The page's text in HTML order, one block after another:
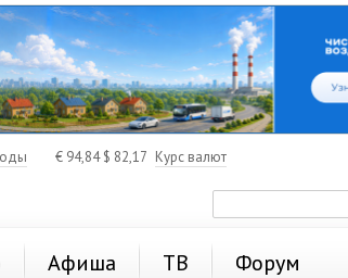
€ 94,84$ 82,17 Курс валют
Афиша ТВ Форум